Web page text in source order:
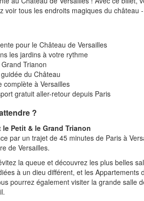
voir tous les endroits magiques du
pour le Château de Versailles
les jardins à votre rythme
Trianon
du Château
complète à Versailles
gratuit aller-retour depuis Paris
?
Petit & le Grand Trianon
par un trajet de 45 minutes de Paris à
de Versailles.
la queue et découvrez les plus belles
à un dieu différent, et les
pourrez également visiter la grande salle